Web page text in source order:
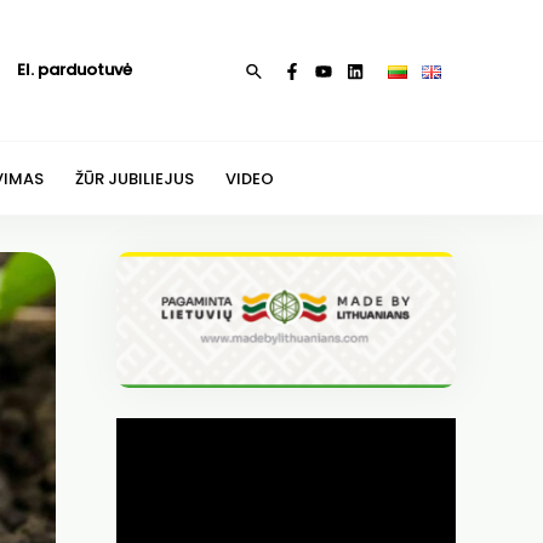
El. parduotuvė Paieška
ŽŪR JUBILIEJUS VIDEO